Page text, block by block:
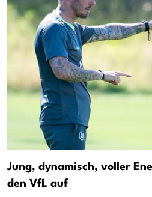
Jung, dynamisch, voller
den VfL auf